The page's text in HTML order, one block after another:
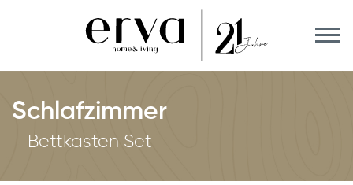
Schlafzimmer
Bettkasten Set